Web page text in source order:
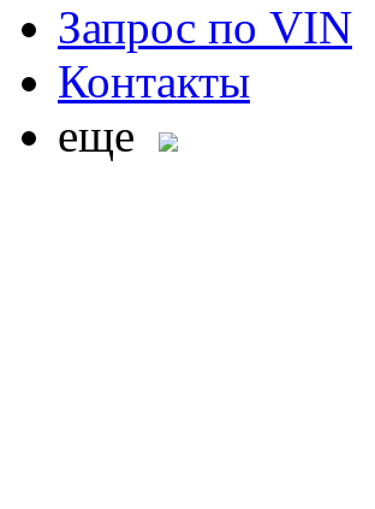
Запрос по VIN
Контакты
еще